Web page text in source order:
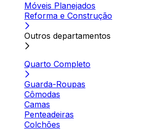
Móveis Planejados
Reforma e Construção
Outros departamentos
Quarto Completo
Guarda-Roupas
Cômodas
Camas
Penteadeiras
Colchões